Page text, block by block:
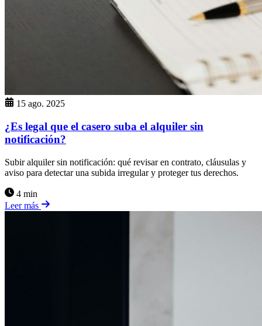
15 ago. 2025
¿Es legal que el casero suba el alquiler sin
notificación?
Subir alquiler sin notificación: qué revisar en contrato, cláusulas y
aviso para detectar una subida irregular y proteger tus derechos.
4 min
Leer más